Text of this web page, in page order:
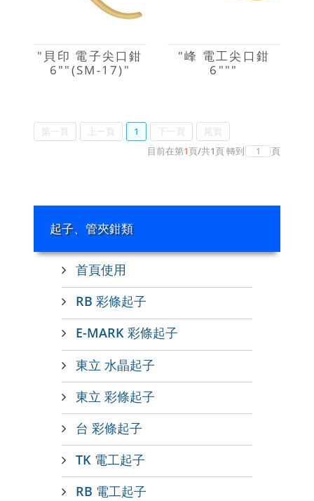
"貝印 電子尖口鉗
6""(SM-17)"
"峰 電工尖口鉗
6"""
第一頁 上一頁 1 下一頁
尾頁
目前在第1頁/共1頁轉到 頁
起子、管夾鉗類
首頁使用
RB 彩條起子
E-MARK 彩條起子
東立 水晶起子
東立 彩條起子
台 彩條起子
TK 電工起子
RB 電工起子